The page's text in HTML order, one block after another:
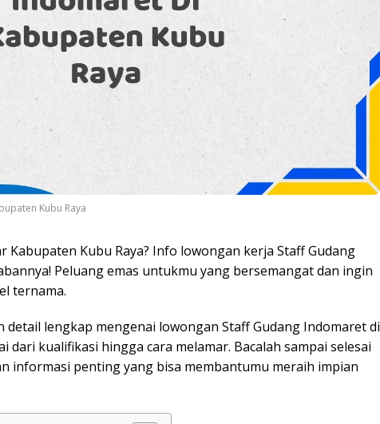
Kubu Raya
Kabupaten Kubu Raya? Info lowongan kerja Staff Gudang
Peluang emas untukmu yang bersemangat dan ingin
ternama.
lengkap mengenai lowongan Staff Gudang Indomaret di
dari kualifikasi hingga cara melamar. Bacalah sampai selesai
informasi penting yang bisa membantumu meraih impian